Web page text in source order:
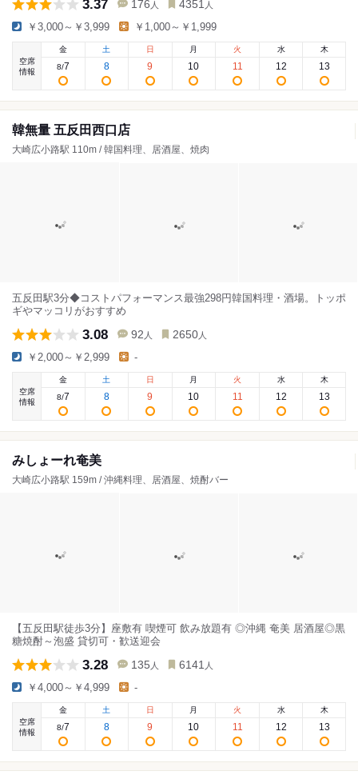
3.37 176 人 4351 人
￥3,000～￥3,999 ￥1,000～￥1,999
空席
情報
金
8/7
土
8
日
9
月
10
火
11
水
12
木
13
韓無量 五反田西口店
大崎広小路駅 110m / 韓国料理、居酒屋、焼肉
五反田駅3分◆コストパフォーマンス最強298円韓国料理・酒場。トッポ
ギやマッコリがおすすめ
3.08 92 人 2650 人
￥2,000～￥2,999 -
空席
情報
金
8/7
土
8
日
9
月
10
火
11
水
12
木
13
みしょーれ奄美
大崎広小路駅 159m / 沖縄料理、居酒屋、焼酎バー
【五反田駅徒歩3分】座敷有 喫煙可 飲み放題有 ◎沖縄 奄美 居酒屋◎黒
糖焼酎～泡盛 貸切可・歓送迎会
3.28 135 人 6141 人
￥4,000～￥4,999 -
空席
情報
金
8/7
土
8
日
9
月
10
火
11
水
12
木
13